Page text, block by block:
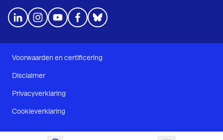
Voorwaarden en certificering
Disclaimer
Privacyverklaring
Cookieverklaring